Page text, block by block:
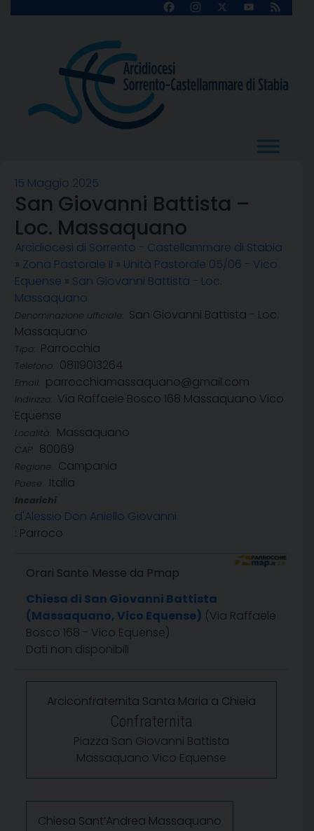
FacebookInstagram
X
YouTube
Feed
15 Maggio 2025
San Giovanni Battista –
Loc. Massaquano
Arcidiocesi di Sorrento - Castellammare di Stabia
» Zona Pastorale II » Unità Pastorale 05/06 - Vico
Equense » San Giovanni Battista - Loc.
Massaquano
Denominazione ufficiale:
San Giovanni Battista - Loc.
Massaquano
Tipo: Parrocchia
Telefono: 08119013264
Email: parrocchiamassaquano@gmail.com
Indirizzo:
Via Raffaele Bosco 168 Massaquano Vico
Equense
Località: Massaquano
CAP: 80069
Regione: Campania
Paese: Italia
Incarichi
d'Alessio Don Aniello Giovanni
: Parroco
Orari Sante Messe da Pmap
Chiesa di San Giovanni Battista
(Massaquano, Vico Equense) (Via Raffaele
Bosco 168 - Vico Equense)
Dati non disponibili
Arciconfraternita Santa Maria a Chieia
Confraternita
Piazza San Giovanni Battista
Massaquano Vico Equense
Chiesa Sant’Andrea Massaquano